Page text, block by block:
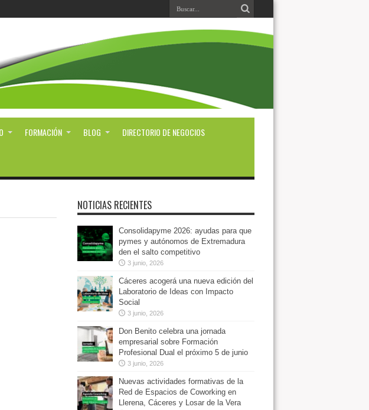
FORMACIÓN BLOG DIRECTORIO DE NEGOCIOS
NOTICIAS RECIENTES
Consolidapyme 2026: ayudas para que
pymes y autónomos de Extremadura
den el salto competitivo
3 junio, 2026
Cáceres acogerá una nueva edición del
Laboratorio de Ideas con Impacto
Social
3 junio, 2026
Don Benito celebra una jornada
empresarial sobre Formación
Profesional Dual el próximo 5 de junio
3 junio, 2026
Nuevas actividades formativas de la
Red de Espacios de Coworking en
Llerena, Cáceres y Losar de la Vera